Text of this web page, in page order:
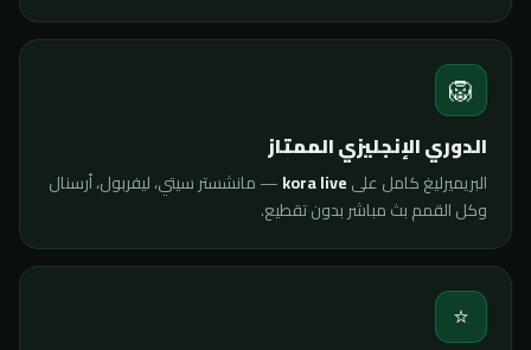
🦁
الدوري الإنجليزي الممتاز
البريميرليغ كامل علىkora live— مانشستر سيتي، ليفربول، أرسنال
وكل القمم بث مباشر بدون تقطيع.
⭐